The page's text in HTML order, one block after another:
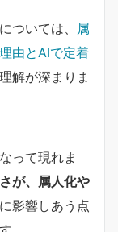
ついては、 属
由とAIで定着
解が深まりま
って現れま
が、属人化や
影響しあう点